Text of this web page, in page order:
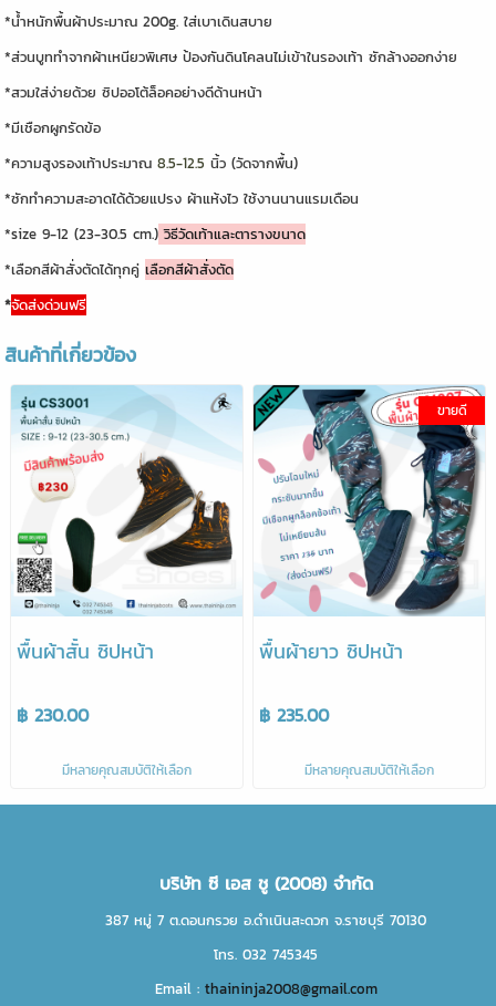
*น้ำหนักพื้นผ้าประมาณ 200g. ใส่เบาเดินสบาย
*ส่วนบูททำจากผ้าเหนียวพิเศษ ป้องกันดินโคลนไม่เข้าในรองเท้า ซักล้างออกง่าย
*สวมใส่ง่ายด้วย ซิปออโต้ล็อคอย่างดีด้านหน้า
*มีเชือกผูกรัดข้อ
*ความสูงรองเท้าประมาณ8.5-12.5 นิ้ว (วัดจากพื้น)
*ซักทำความสะอาดได้ด้วยแปรง ผ้าแห้งไว ใช้งานนานแรมเดือน
*size 9-12 (23-30.5 cm.) วิธีวัดเท้าและตารางขนาด
*เลือกสีผ้าสั่งตัดได้ทุกคู่เลือกสีผ้าสั่งตัด
*จัดส่งด่วนฟรี
สินค้าที่เกี่ยวข้อง
พื้นผ้าสั้น ซิปหน้า
฿ 230.00
มีหลายคุณสมบัติให้เลือก
ขายดี
พื้นผ้ายาว ซิปหน้า
฿ 235.00
มีหลายคุณสมบัติให้เลือก
บริษัท ซี เอส ชู (2008) จำกัด
387 หมู่ 7 ต.ดอนกรวย อ.ดำเนินสะดวก จ.ราชบุรี 70130
โทร. 032 745345
Email : thaininja2008@gmail.com